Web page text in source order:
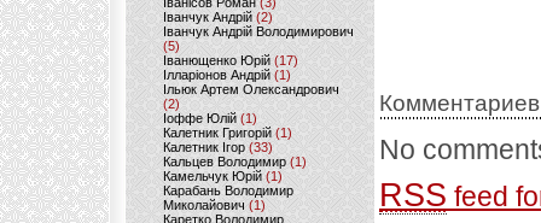
Іванчук Андрій(2)
Іванчук Андрій Володимирович
(5)
Іванющенко Юрій (17)
Ілларіонов Андрій (1)
Ільюк Артем Олександрович
(2)
Іоффе Юлій (1)
Калетник Григорій(1)
Калетник Ігор (33)
Кальцев Володимир(1)
Камельчук Юрій (1)
Карабань Володимир
Миколайович (1)
Каретко Володимир
No
RSS feed